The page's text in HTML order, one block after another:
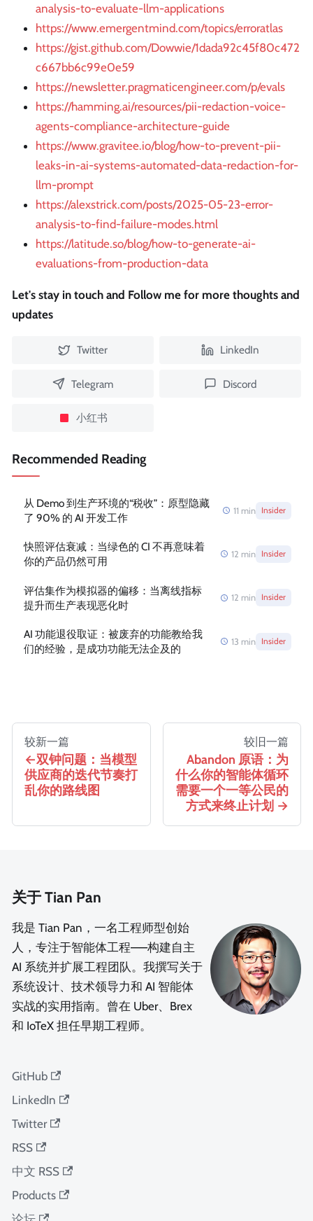
analysis-to-evaluate-llm-applications
https://www.emergentmind.com/topics/erroratlas
https://gist.github.com/Dowwie/1dada92c45f80c472
c667bb6c99e0e59
https://newsletter.pragmaticengineer.com/p/evals
https://hamming.ai/resources/pii-redaction-voice-
agents-compliance-architecture-guide
https://www.gravitee.io/blog/how-to-prevent-pii-
leaks-in-ai-systems-automated-data-redaction-for-
llm-prompt
https://alexstrick.com/posts/2025-05-23-error-
analysis-to-find-failure-modes.html
https://latitude.so/blog/how-to-generate-ai-
evaluations-from-production-data
Let's stay in touch and Follow me for more thoughts and
updates
Twitter LinkedIn
Telegram Discord
小红书
Recommended Reading
从 Demo 到生产环境的“税收”：原型隐藏
了 90% 的 AI 开发工作
11 min Insider
快照评估衰减：当绿色的 CI 不再意味着
你的产品仍然可用
12 min Insider
评估集作为模拟器的偏移：当离线指标
提升而生产表现恶化时
12 min Insider
AI 功能退役取证：被废弃的功能教给我
们的经验，是成功功能无法企及的
13 min Insider
较新一篇
双钟问题：当模型
供应商的迭代节奏打
乱你的路线图
较旧一篇
Abandon 原语：为
什么你的智能体循环
需要一个一等公民的
方式来终止计划
关于 Tian Pan
我是 Tian Pan，一名工程师型创始
人，专注于智能体工程——构建自主
AI 系统并扩展工程团队。我撰写关于
系统设计、技术领导力和 AI 智能体
实战的实用指南。曾在 Uber、Brex
和 IoTeX 担任早期工程师。
GitHub
LinkedIn
Twitter
RSS
中文 RSS
Products